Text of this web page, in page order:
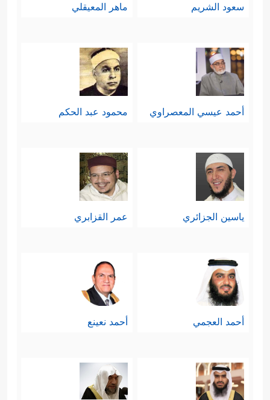
سعود الشريم ماهر المعيقلي
أحمد عيسي المعصراوي محمود عبد الحكم
ياسين الجزائري عمر القزابري
أحمد العجمي أحمد نعينع